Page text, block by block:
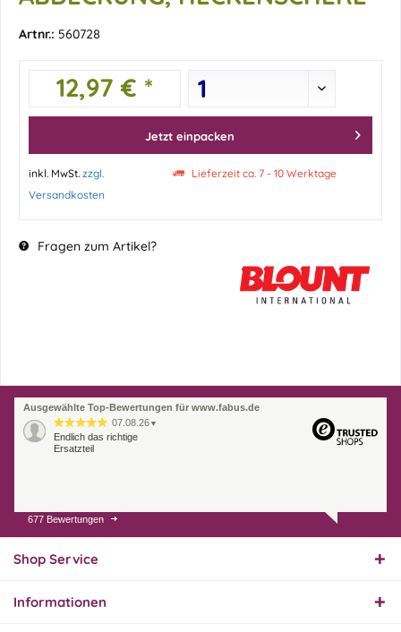
Artnr.: 560728
12,97 € *
Jetzt einpacken
inkl. MwSt. zzgl.
Versandkosten
Lieferzeit ca. 7 - 10 Werktage
Fragen zum Artikel?
Ausgewählte Top-Bewertungen für www.fabus.de
07.08.26 ▼
Endlich das richtige
Ersatzteil
01.08.26
Innerhalb 2 Tagen Ware
677 Bewertungen
Shop Service
Informationen